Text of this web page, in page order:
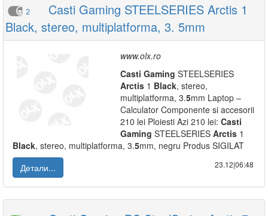
2
Casti Gaming STEELSERIES Arctis 1
Black, stereo, multiplatforma, 3. 5mm
www.olx.ro
Casti Gaming STEELSERIES
Arctis 1 Black, stereo,
multiplatforma, 3.5mm Laptop –
Calculator Componente si accesorii
210 lei Ploiesti Azi 210 lei: Casti
Gaming STEELSERIES Arctis 1
Black, stereo, multiplatforma, 3.5mm, negru Produs SIGILAT
Детали...
23.12|06:48